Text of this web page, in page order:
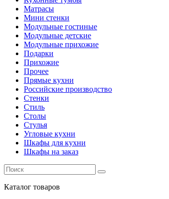
Матрасы
Мини стенки
Модульные гостиные
Модульные детские
Модульные прихожие
Подарки
Прихожие
Прочее
Прямые кухни
Российские производство
Стенки
Стиль
Столы
Стулья
Угловые кухни
Шкафы для кухни
Шкафы на заказ
Каталог товаров